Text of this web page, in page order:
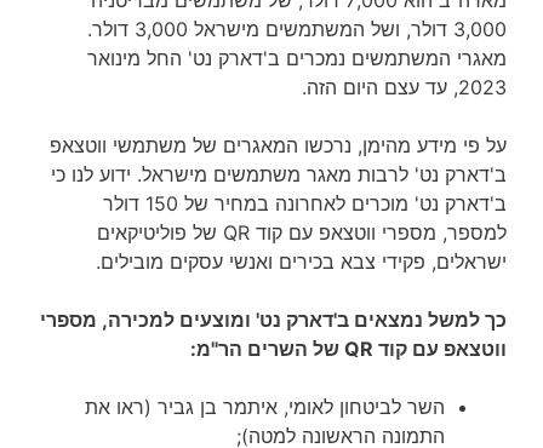
3,000 דולר, ושל המשתמשים מישראל 3,000 דולר.
מאגרי המשתמשים נמכרים ב'דארק נט' החל מינואר
2023, עד עצם היום הזה.
על פי מידע מהימן, נרכשו המאגרים של משתמשי ווטצאפ
ב'דארק נט' לרבות מאגר משתמשים מישראל. ידוע לנו כי
ב'דארק נט' מוכרים לאחרונה במחיר של 150 דולר
למספר, מספרי ווטצאפ עם קוד QR של פוליטיקאים
ישראלים, פקידי צבא בכירים ואנשי עסקים מובילים.
כך למשל נמצאים ב'דארק נט' ומוצעים למכירה, מספרי
ווטצאפ עם קוד QR של השרים הר"מ:
השר לביטחון לאומי, איתמר בן גביר (ראו את
התמונה הראשונה למטה);